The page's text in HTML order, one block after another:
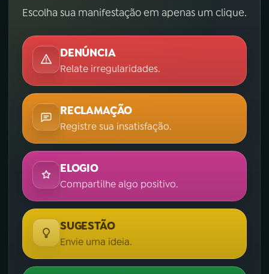
Escolha sua manifestação em apenas um clique.
DENÚNCIA
Relate irregularidades.
RECLAMAÇÃO
Registre sua insatisfação.
ELOGIO
Compartilhe algo positivo.
SUGESTÃO
Envie uma ideia.